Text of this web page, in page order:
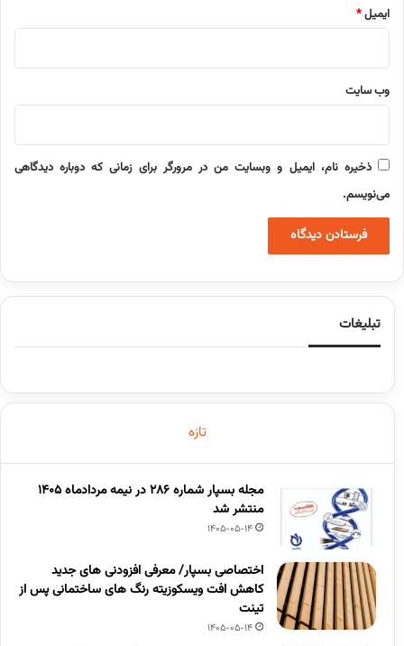
ایمیل*
وب‌ سایت
ذخیره نام، ایمیل و وبسایت من در مرورگر برای زمانی که دوباره دیدگاهی
می‌نویسم.
تبلیغات
تازه
مجله بسپار شماره 286 در نیمه مردادماه 1405
منتشر شد
1405-05-14
اختصاصی بسپار/ معرفی افزودنی های جدید
کاهش افت ویسکوزیته رنگ های ساختمانی پس از
تینت
1405-05-14